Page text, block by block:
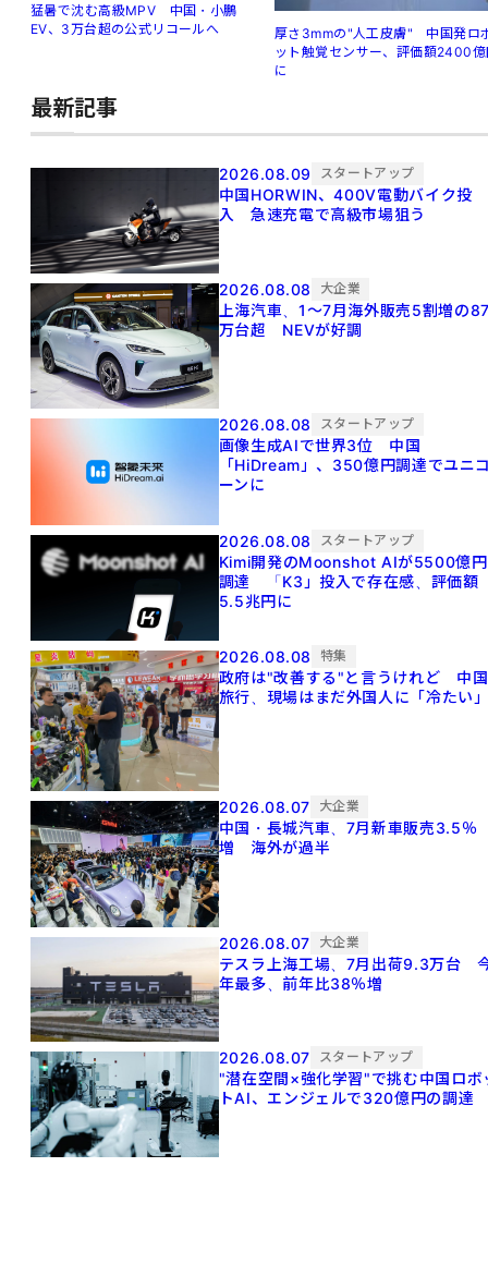
猛暑で沈む高級MPV 中国・小鵬
EV、3万台超の公式リコールへ
厚さ3mmの"人工皮膚" 中国発ロ
ット触覚センサー、評価額2400
に
最新記事
2026.08.09 スタートアップ
中国HORWIN、400V電動バイク投
入 急速充電で高級市場狙う
2026.08.08 大企業
上海汽車、1～7月海外販売5割増の
万台超 NEVが好調
2026.08.08 スタートアップ
画像生成AIで世界3位 中国
「HiDream」、350億円調達でユニ
ーンに
2026.08.08 スタートアップ
Kimi開発のMoonshot AIが5500億円
調達 「K3」投入で存在感、評価額
5.5兆円に
2026.08.08 特集
政府は"改善する"と言うけれど 中国
旅行、現場はまだ外国人に「冷たい
2026.08.07 大企業
中国・長城汽車、7月新車販売3.5％
増 海外が過半
2026.08.07 大企業
テスラ上海工場、7月出荷9.3万台
年最多、前年比38％増
2026.08.07 スタートアップ
"潜在空間×強化学習"で挑む中国ロボ
トAI、エンジェルで320億円の調達